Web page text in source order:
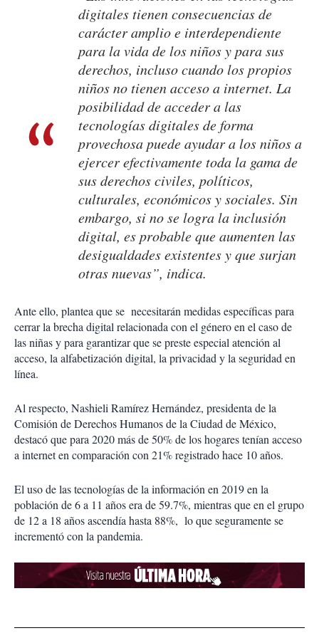
digitales tienen consecuencias de
carácter amplio e interdependiente
para la vida de los niños y para sus
derechos, incluso cuando los propios
niños no tienen acceso a internet. La
posibilidad de acceder a las
tecnologías digitales de forma
provechosa puede ayudar a los niños a
ejercer efectivamente toda la gama de
sus derechos civiles, políticos,
culturales, económicos y sociales. Sin
embargo, si no se logra la inclusión
digital, es probable que aumenten las
desigualdades existentes y que surjan
otras nuevas”, indica.
Ante ello, plantea que se necesitarán medidas específicas para
cerrar la brecha digital relacionada con el género en el caso de
las niñas y para garantizar que se preste especial atención al
acceso, la alfabetización digital, la privacidad y la seguridad en
línea.
Al respecto, Nashieli Ramírez Hernández, presidenta de la
Comisión de Derechos Humanos de la Ciudad de México,
destacó que para 2020 más de 50% de los hogares tenían acceso
a internet en comparación con 21% registrado hace 10 años.
El uso de las tecnologías de la información en 2019 en la
población de 6 a 11 años era de 59.7%, mientras que en el grupo
de 12 a 18 años ascendía hasta 88%, lo que seguramente se
incrementó con la pandemia.